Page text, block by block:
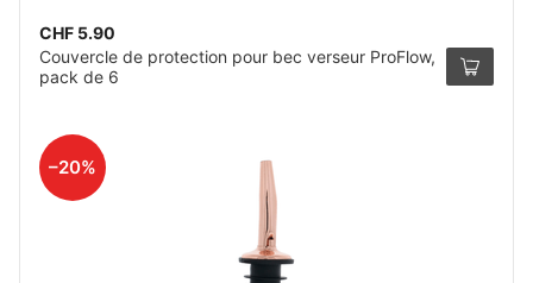
CHF 5.90
Couvercle de protection pour bec verseur ProFlow,
pack de 6
–20%